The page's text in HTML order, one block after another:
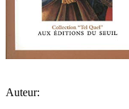
Auteur: